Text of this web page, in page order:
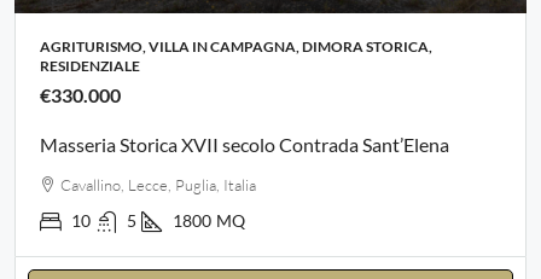
AGRITURISMO, VILLA IN CAMPAGNA, DIMORA STORICA,
RESIDENZIALE
€330.000
Masseria Storica XVII secolo Contrada Sant’Elena
Cavallino, Lecce, Puglia, Italia
10 5 1800 MQ